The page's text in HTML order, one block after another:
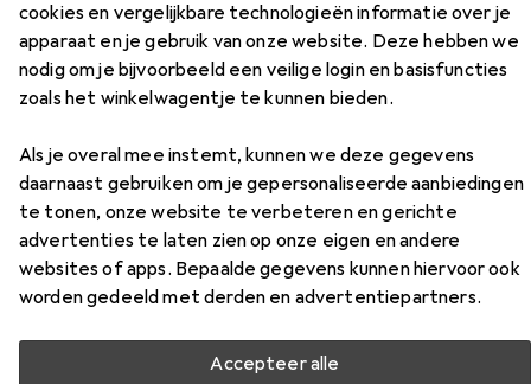
cookies en vergelijkbare technologieën informatie over je
apparaat en je gebruik van onze website. Deze hebben we
nodig om je bijvoorbeeld een veilige login en basisfuncties
zoals het winkelwagentje te kunnen bieden.
Als je overal mee instemt, kunnen we deze gegevens
daarnaast gebruiken om je gepersonaliseerde aanbiedingen
te tonen, onze website te verbeteren en gerichte
advertenties te laten zien op onze eigen en andere
websites of apps. Bepaalde gegevens kunnen hiervoor ook
worden gedeeld met derden en advertentiepartners.
Accepteer alle
Diaqua Basis
240 x 180 cm
Accessoires voor Diaqua Basis
Vind bijpassende accessoires voor de Diaqua Basis uit de
categorie Douchegordijnstang.